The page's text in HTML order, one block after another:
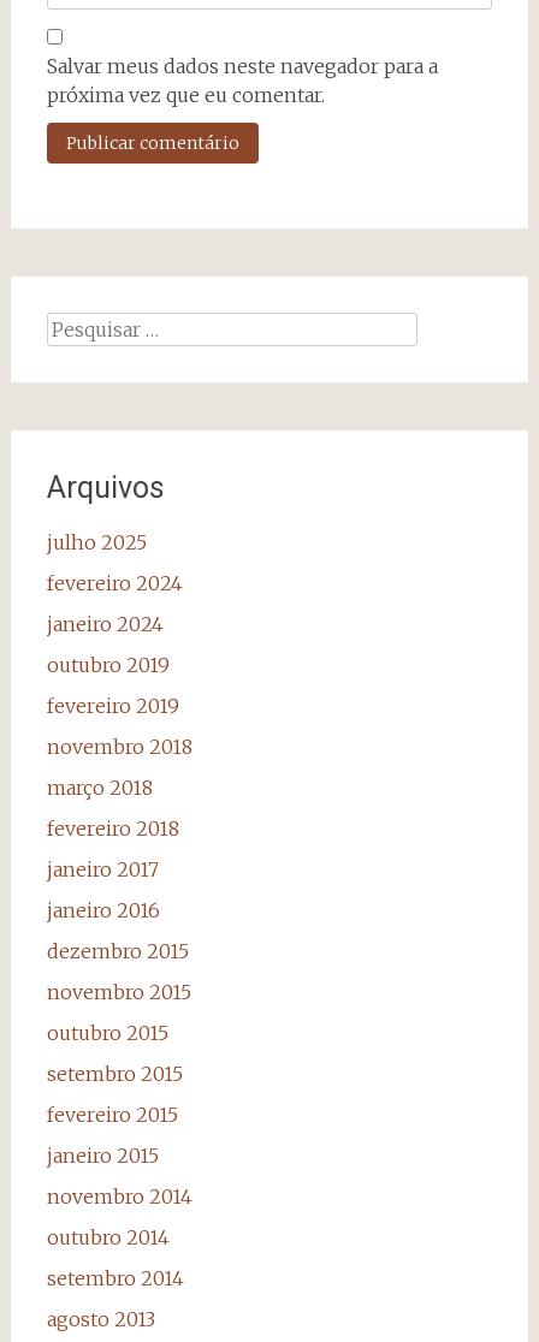
Salvar meus dados neste navegador para a
próxima vez que eu comentar.
Pesquisar
Arquivos
julho 2025
fevereiro 2024
janeiro 2024
outubro 2019
fevereiro 2019
novembro 2018
março 2018
fevereiro 2018
janeiro 2017
janeiro 2016
dezembro 2015
novembro 2015
outubro 2015
setembro 2015
fevereiro 2015
janeiro 2015
novembro 2014
outubro 2014
setembro 2014
agosto 2013